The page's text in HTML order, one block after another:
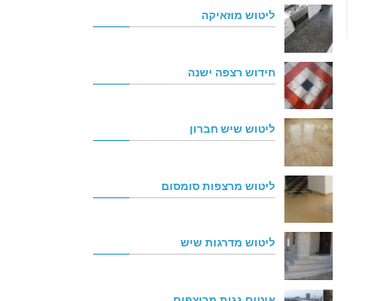
ליטוש מוזאיקה
חידוש רצפה ישנה
ליטוש שיש חברון
ליטוש מרצפות סומסום
ליטוש מדרגות שיש